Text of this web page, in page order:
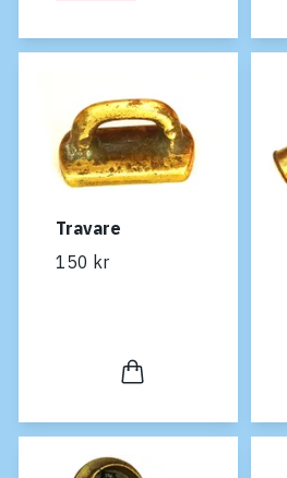
Travare
150 kr